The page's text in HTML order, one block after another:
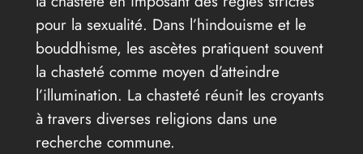
pour la sexualité. Dans l’hindouisme et le
bouddhisme, les ascètes pratiquent souvent
la chasteté comme moyen d’atteindre
l’illumination. La chasteté réunit les croyants
à travers diverses religions dans une
recherche commune.